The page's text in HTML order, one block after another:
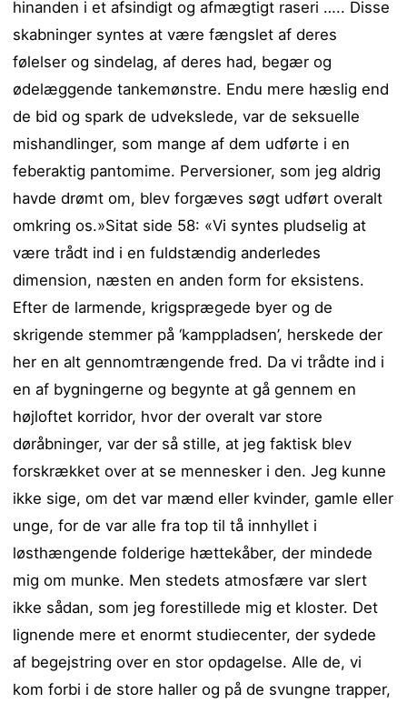
hinanden i et afsindigt og afmægtigt raseri ….. Disse
skabninger syntes at være fængslet af deres
følelser og sindelag, af deres had, begær og
ødelæggende tankemønstre. Endu mere hæslig end
de bid og spark de udvekslede, var de seksuelle
mishandlinger, som mange af dem udførte i en
feberaktig pantomime. Perversioner, som jeg aldrig
havde drømt om, blev forgæves søgt udført overalt
omkring os.»Sitat side 58: «Vi syntes pludselig at
være trådt ind i en fuldstændig anderledes
dimension, næsten en anden form for eksistens.
Efter de larmende, krigsprægede byer og de
skrigende stemmer på ‘kamppladsen’, herskede der
her en alt gennomtrængende fred. Da vi trådte ind i
en af bygningerne og begynte at gå gennem en
højloftet korridor, hvor der overalt var store
døråbninger, var der så stille, at jeg faktisk blev
forskrækket over at se mennesker i den. Jeg kunne
ikke sige, om det var mænd eller kvinder, gamle eller
unge, for de var alle fra top til tå innhyllet i
løsthængende folderige hættekåber, der mindede
mig om munke. Men stedets atmosfære var slert
ikke sådan, som jeg forestillede mig et kloster. Det
lignende mere et enormt studiecenter, der sydede
af begejstring over en stor opdagelse. Alle de, vi
kom forbi i de store haller og på de svungne trapper,